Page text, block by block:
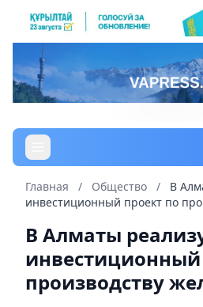
Главная / Общество /
В
инвестиционный проект по
В Алматы
инвестиционный
производству